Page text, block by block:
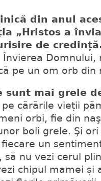
din anul
„Hristos a
de
Domnului,
pe un om orb din
mai grele
pe cărările vieții
orbi, fie din
boli grele. Şi
un
nu vezi cerul
chipul mamei și